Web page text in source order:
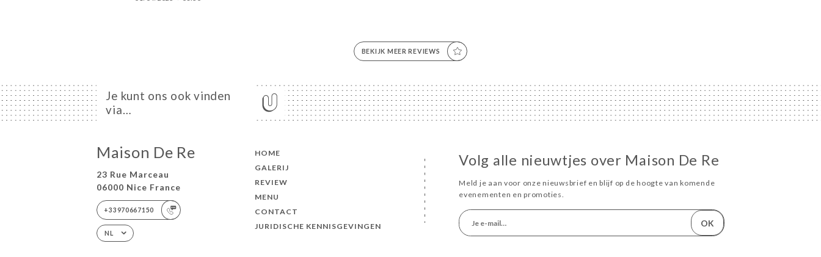
BEKIJK MEER REVIEWS
Je kunt ons ook vinden
via…
Maison De Re
23 Rue Marceau
06000 Nice France
+33970667150
NL
HOME
GALERIJ
REVIEW
MENU
CONTACT
JURIDISCHE KENNISGEVINGEN
Volg alle nieuwtjes over Maison De Re
Meld je aan voor onze nieuwsbrief en blijf op de hoogte van komende
evenementen en promoties.
OK